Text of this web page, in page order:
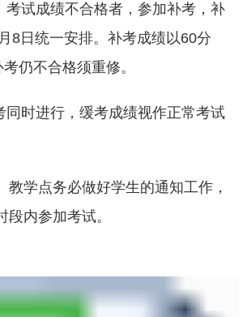
考试成绩不合格者，参加补考，补
8日统一安排。补考成绩以60分
仍不合格须重修。
同时进行，缓考成绩视作正常考试
教学点务必做好学生的通知工作，
内参加考试。